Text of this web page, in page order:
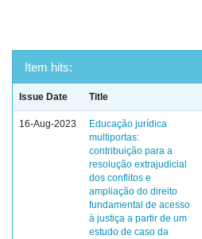
Item hits:
Issue Date Title
16-Aug-2023
Educação jurídica
multiportas:
contribuição para a
resolução extrajudicial
dos conflitos e
ampliação do direito
fundamental de acesso
à justiça a partir de um
estudo de caso da